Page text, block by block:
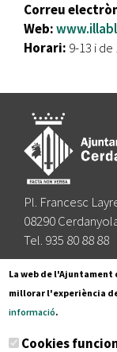
Correu
Web:
Horari: 9-13 i de
Pl. Francesc
08290
Tel. 935 80 88 88
Segueix-nos a:
Subscriu-te
La web de
millorar l'experiència
informació.
Cookies